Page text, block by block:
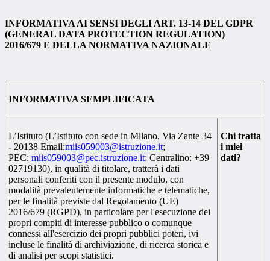
INFORMATIVA AI SENSI DEGLI ART. 13-14 DEL GDPR
(GENERAL DATA PROTECTION REGULATION)
2016/679 E DELLA NORMATIVA NAZIONALE
INFORMATIVA SEMPLIFICATA
L’Istituto (L’Istituto con sede in Milano, Via Zante 34
- 20138 Email:miis059003@istruzione.it;
PEC: miis059003@pec.istruzione.it; Centralino: +39
02719130), in qualità di titolare, tratterà i dati
personali conferiti con il presente modulo, con
modalità prevalentemente informatiche e telematiche,
per le finalità previste dal Regolamento (UE)
2016/679 (RGPD), in particolare per l'esecuzione dei
propri compiti di interesse pubblico o comunque
connessi all'esercizio dei propri pubblici poteri, ivi
incluse le finalità di archiviazione, di ricerca storica e
di analisi per scopi statistici.
Chi tratta
i miei
dati?